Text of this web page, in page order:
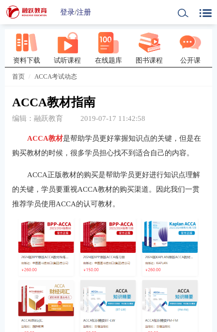
登录/注册
资料下载 试听课程 在线题库 图书课程 公开课
首页 ACCA考试动态
ACCA教材指南
编辑：融跃教育 2019-07-17 11:42:58
ACCA教材是帮助学员更好掌握知识点的关键，但是在
购买教材的时候，很多学员担心找不到适合自己的内容。
ACCA正版教材的购买是帮助学员更好进行知识点理解
的关键，学员要重视ACCA教材的购买渠道。因此我们一贯
推荐学员使用ACCA的认可教材。